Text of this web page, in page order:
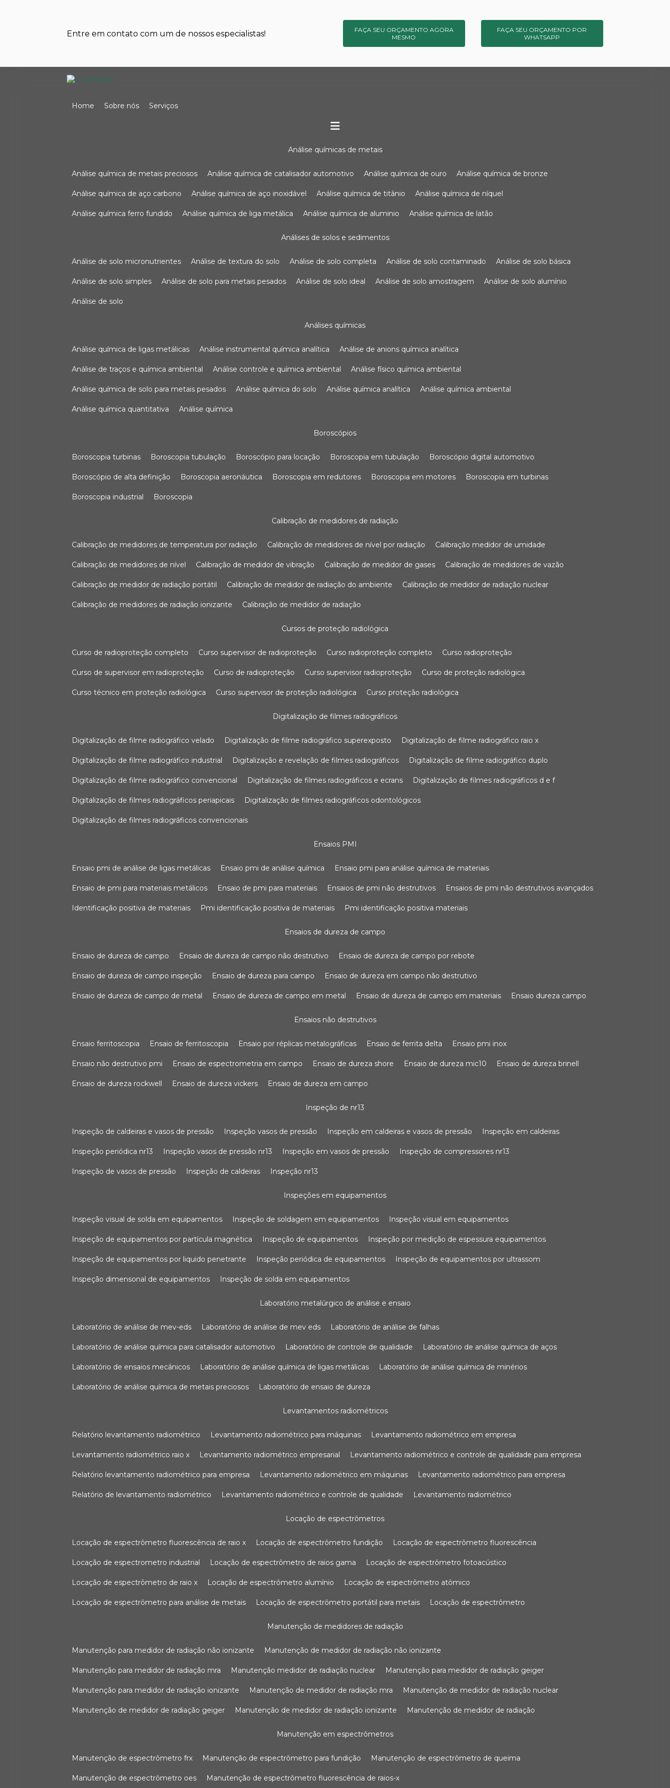
Entre em contato com um de nossos especialistas!
FAÇA SEU ORÇAMENTO AGORA
MESMO
FAÇA SEU ORÇAMENTO POR
WHATSAPP
Home Sobre nós Serviços
análise químicas de metais
análise química de metais preciosos análise química de catalisador automotivo análise química de ouro análise química de bronze
análise química de aço carbono análise química de aço inoxidável análise química de titânio análise química de níquel
análise química ferro fundido análise química de liga metálica análise química de aluminio análise química de latão
análises de solos e sedimentos
análise de solo micronutrientes análise de textura do solo análise de solo completa análise de solo contaminado análise de solo básica
análise de solo simples análise de solo para metais pesados análise de solo ideal análise de solo amostragem análise de solo alumínio
análise de solo
análises químicas
análise química de ligas metálicas análise instrumental química analítica análise de anions química analítica
análise de traços e química ambiental análise controle e química ambiental análise físico química ambiental
análise química de solo para metais pesados análise química do solo análise química analítica análise química ambiental
análise química quantitativa análise química
boroscópios
boroscopia turbinas boroscopia tubulação boroscópio para locação boroscopia em tubulação boroscópio digital automotivo
boroscópio de alta definição boroscopia aeronáutica boroscopia em redutores boroscopia em motores boroscopia em turbinas
boroscopia industrial boroscopia
calibração de medidores de radiação
calibração de medidores de temperatura por radiação calibração de medidores de nível por radiação calibração medidor de umidade
calibração de medidores de nível calibração de medidor de vibração calibração de medidor de gases calibração de medidores de vazão
calibração de medidor de radiação portátil calibração de medidor de radiação do ambiente calibração de medidor de radiação nuclear
calibração de medidores de radiação ionizante calibração de medidor de radiação
cursos de proteção radiológica
curso de radioproteção completo curso supervisor de radioproteção curso radioproteção completo curso radioproteção
curso de supervisor em radioproteção curso de radioproteção curso supervisor radioproteção curso de proteção radiológica
curso técnico em proteção radiológica curso supervisor de proteção radiológica curso proteção radiológica
digitalização de filmes radiográficos
digitalização de filme radiográfico velado digitalização de filme radiográfico superexposto digitalização de filme radiográfico raio x
digitalização de filme radiográfico industrial digitalização e revelação de filmes radiográficos digitalização de filme radiográfico duplo
digitalização de filme radiográfico convencional digitalização de filmes radiográficos e ecrans digitalização de filmes radiográficos d e f
digitalização de filmes radiográficos periapicais digitalização de filmes radiográficos odontológicos
digitalização de filmes radiográficos convencionais
ensaios PMI
ensaio pmi de análise de ligas metálicas ensaio pmi de análise química ensaio pmi para análise química de materiais
ensaio de pmi para materiais metálicos ensaio de pmi para materiais ensaios de pmi não destrutivos ensaios de pmi não destrutivos avançados
identificação positiva de materiais pmi identificação positiva de materiais pmi identificação positiva materiais
ensaios de dureza de campo
ensaio de dureza de campo ensaio de dureza de campo não destrutivo ensaio de dureza de campo por rebote
ensaio de dureza de campo inspeção ensaio de dureza para campo ensaio de dureza em campo não destrutivo
ensaio de dureza de campo de metal ensaio de dureza de campo em metal ensaio de dureza de campo em materiais ensaio dureza campo
ensaios não destrutivos
ensaio ferritoscopia ensaio de ferritoscopia ensaio por réplicas metalográficas ensaio de ferrita delta ensaio pmi inox
ensaio não destrutivo pmi ensaio de espectrometria em campo ensaio de dureza shore ensaio de dureza mic10 ensaio de dureza brinell
ensaio de dureza rockwell ensaio de dureza vickers ensaio de dureza em campo
inspeção de nr13
inspeção de caldeiras e vasos de pressão inspeção vasos de pressão inspeção em caldeiras e vasos de pressão inspeção em caldeiras
inspeção periódica nr13 inspeção vasos de pressão nr13 inspeção em vasos de pressão inspeção de compressores nr13
inspeção de vasos de pressão inspeção de caldeiras inspeção nr13
inspeções em equipamentos
inspeção visual de solda em equipamentos inspeção de soldagem em equipamentos inspeção visual em equipamentos
inspeção de equipamentos por partícula magnética inspeção de equipamentos inspeção por medição de espessura equipamentos
inspeção de equipamentos por liquido penetrante inspeção periódica de equipamentos inspeção de equipamentos por ultrassom
inspeção dimensonal de equipamentos inspeção de solda em equipamentos
laboratório metalúrgico de análise e ensaio
laboratório de análise de mev-eds laboratório de análise de mev eds laboratório de análise de falhas
laboratório de análise química para catalisador automotivo laboratório de controle de qualidade laboratório de análise química de aços
laboratório de ensaios mecânicos laboratório de análise química de ligas metálicas laboratório de análise química de minérios
laboratório de análise química de metais preciosos laboratório de ensaio de dureza
levantamentos radiométricos
relatório levantamento radiométrico levantamento radiométrico para máquinas levantamento radiométrico em empresa
levantamento radiométrico raio x levantamento radiométrico empresarial levantamento radiométrico e controle de qualidade para empresa
relatório levantamento radiométrico para empresa levantamento radiométrico em máquinas levantamento radiométrico para empresa
relatório de levantamento radiométrico levantamento radiométrico e controle de qualidade levantamento radiométrico
locação de espectrômetros
locação de espectrômetro fluorescência de raio x locação de espectrômetro fundição locação de espectrômetro fluorescência
locação de espectrometro industrial locação de espectrômetro de raios gama locação de espectrômetro fotoacústico
locação de espectrômetro de raio x locação de espectrômetro alumínio locação de espectrômetro atômico
locação de espectrômetro para análise de metais locação de espectrômetro portátil para metais locação de espectrômetro
manutenção de medidores de radiação
manutenção para medidor de radiação não ionizante manutenção de medidor de radiação não ionizante
manutenção para medidor de radiação mra manutenção medidor de radiação nuclear manutenção para medidor de radiação geiger
manutenção para medidor de radiação ionizante manutenção de medidor de radiação mra manutenção de medidor de radiação nuclear
manutenção de medidor de radiação geiger manutenção de medidor de radiação ionizante manutenção de medidor de radiação
manutenção em espectrômetros
manutenção de espectrômetro frx manutenção de espectrômetro para fundição manutenção de espectrômetro de queima
manutenção de espectrômetro oes manutenção de espectrômetro fluorescência de raios-x